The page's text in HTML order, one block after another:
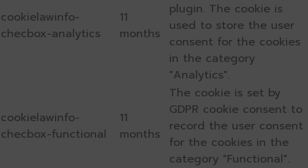
cookielawinfo-
checbox-analytics
11
months
plugin. The cookie is
used to store the user
consent for the cookies
in the category
"Analytics".
cookielawinfo-
checbox-functional
11
months
The cookie is set by
GDPR cookie consent to
record the user consent
for the cookies in the
category "Functional".